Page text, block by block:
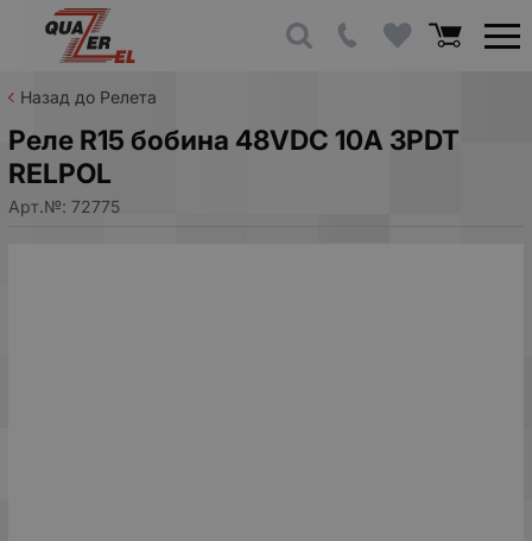
Назад до Релета
Реле R15 бобина 48VDC 10A 3PDT
RELPOL
Арт.№: 72775